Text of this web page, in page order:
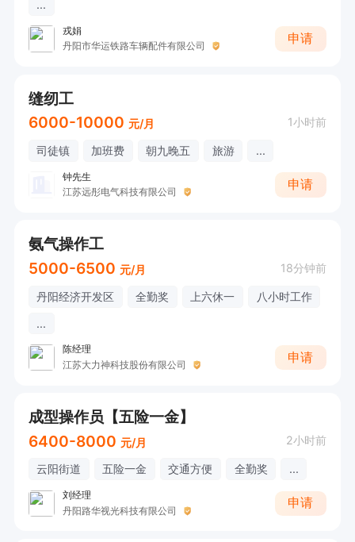
...
戎娟
丹阳市华运铁路车辆配件有限公司
申请
缝纫工
6000-10000 元/月 1小时前
司徒镇 加班费 朝九晚五 旅游 ...
钟先生
江苏远彤电气科技有限公司
申请
氨气操作工
5000-6500 元/月 18分钟前
丹阳经济开发区 全勤奖 上六休一
八小时工作
...
陈经理
江苏大力神科技股份有限公司
申请
成型操作员【五险一金】
6400-8000 元/月 2小时前
云阳街道 五险一金 交通方便 全勤奖 ...
刘经理
丹阳路华视光科技有限公司
申请